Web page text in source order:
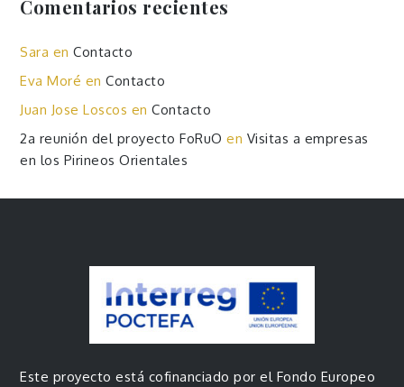
Comentarios recientes
Sara enContacto
Eva Moré enContacto
Juan Jose Loscos enContacto
2a reunión del proyecto FoRuO en Visitas a empresas
en los Pirineos Orientales
Este proyecto está cofinanciado por el Fondo Europeo